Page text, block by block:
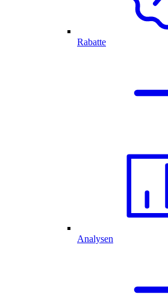
Rabatte
Analysen